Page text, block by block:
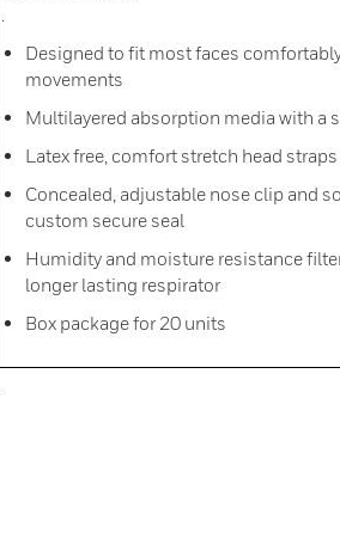
Designed to fit most faces
movements
Multilayered absorption media with a
Latex free, comfort stretch head
Concealed, adjustable nose clip and
custom secure seal
Humidity and moisture resistance
longer lasting respirator
Box package for 20 units